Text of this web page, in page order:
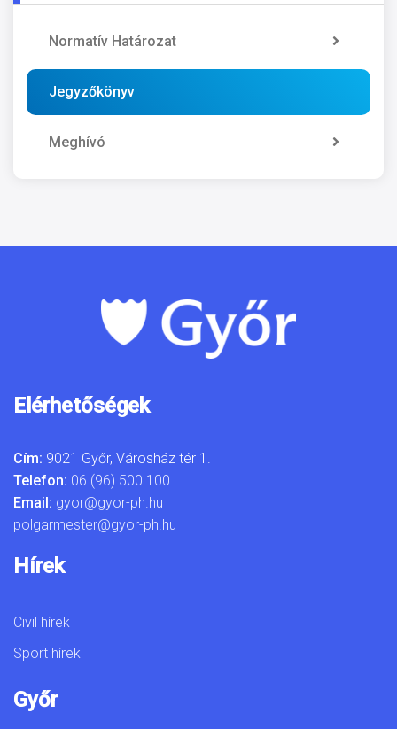
Normatív Határozat
Jegyzőkönyv
Meghívó
Elérhetőségek
Cím: 9021 Győr, Városház tér 1.
Telefon: 06 (96) 500 100
Email: gyor@gyor-ph.hu
polgarmester@gyor-ph.hu
Hírek
Civil hírek
Sport hírek
Győr